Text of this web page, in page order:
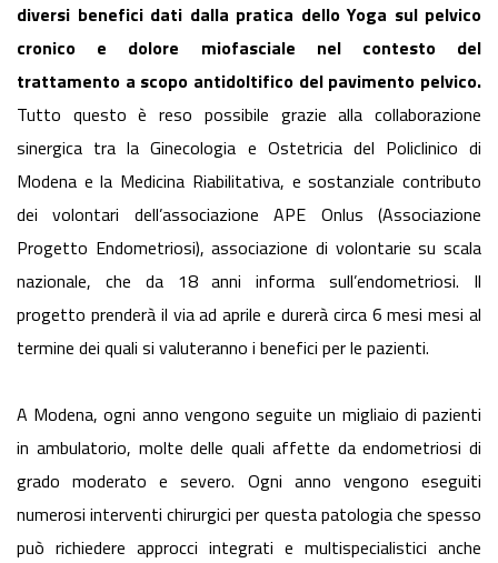
diversi benefici dati dalla pratica dello Yoga sul pelvico
cronico e dolore miofasciale nel contesto del
trattamento a scopo antidoltifico del pavimento pelvico.
Tutto questo è reso possibile grazie alla collaborazione
sinergica tra la Ginecologia e Ostetricia del Policlinico di
Modena e la Medicina Riabilitativa, e sostanziale contributo
dei volontari dell’associazione APE Onlus (Associazione
Progetto Endometriosi), associazione di volontarie su scala
nazionale, che da 18 anni informa sull’endometriosi. Il
progetto prenderà il via ad aprile e durerà circa 6 mesi mesi al
termine dei quali si valuteranno i benefici per le pazienti.
A Modena, ogni anno vengono seguite un migliaio di pazienti
in ambulatorio, molte delle quali affette da endometriosi di
grado moderato e severo. Ogni anno vengono eseguiti
numerosi interventi chirurgici per questa patologia che spesso
può richiedere approcci integrati e multispecialistici anche